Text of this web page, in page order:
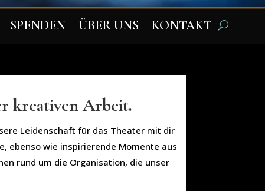
SPENDEN ÜBER UNS KONTAKT
kreativen Arbeit.
Leidenschaft für das Theater mit dir
ebenso wie inspirierende Momente aus
rund um die Organisation, die unser